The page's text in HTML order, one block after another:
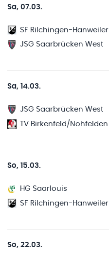
Sa, 07.03.
SF Rilchingen-Hanweiler
JSG Saarbrücken West
Sa, 14.03.
JSG Saarbrücken West
TV Birkenfeld/Nohfelden
So, 15.03.
HG Saarlouis
SF Rilchingen-Hanweiler
So, 22.03.